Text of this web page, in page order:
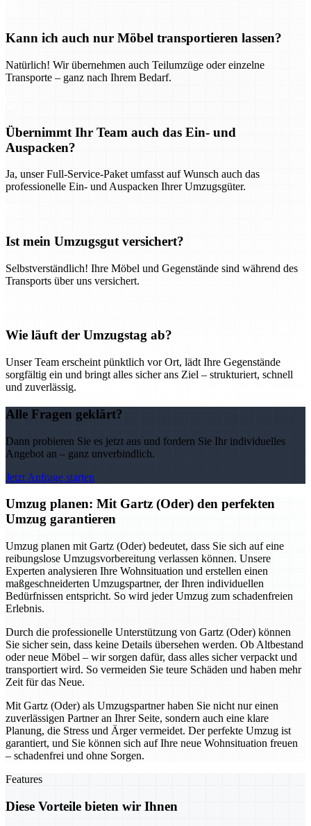
Kann ich auch nur Möbel transportieren lassen?
Natürlich! Wir übernehmen auch Teilumzüge oder einzelne
Transporte – ganz nach Ihrem Bedarf.
Übernimmt Ihr Team auch das Ein- und
Auspacken?
Ja, unser Full-Service-Paket umfasst auf Wunsch auch das
professionelle Ein- und Auspacken Ihrer Umzugsgüter.
Ist mein Umzugsgut versichert?
Selbstverständlich! Ihre Möbel und Gegenstände sind während des
Transports über uns versichert.
Wie läuft der Umzugstag ab?
Unser Team erscheint pünktlich vor Ort, lädt Ihre Gegenstände
sorgfältig ein und bringt alles sicher ans Ziel – strukturiert, schnell
und zuverlässig.
Alle Fragen geklärt?
Dann probieren Sie es jetzt aus und fordern Sie Ihr individuelles
Angebot an – ganz unverbindlich.
Jetzt Anfrage starten
Umzug planen: Mit Gartz (Oder) den perfekten
Umzug garantieren
Umzug planen mit Gartz (Oder) bedeutet, dass Sie sich auf eine
reibungslose Umzugsvorbereitung verlassen können. Unsere
Experten analysieren Ihre Wohnsituation und erstellen einen
maßgeschneiderten Umzugspartner, der Ihren individuellen
Bedürfnissen entspricht. So wird jeder Umzug zum schadenfreien
Erlebnis.
Durch die professionelle Unterstützung von Gartz (Oder) können
Sie sicher sein, dass keine Details übersehen werden. Ob Altbestand
oder neue Möbel – wir sorgen dafür, dass alles sicher verpackt und
transportiert wird. So vermeiden Sie teure Schäden und haben mehr
Zeit für das Neue.
Mit Gartz (Oder) als Umzugspartner haben Sie nicht nur einen
zuverlässigen Partner an Ihrer Seite, sondern auch eine klare
Planung, die Stress und Ärger vermeidet. Der perfekte Umzug ist
garantiert, und Sie können sich auf Ihre neue Wohnsituation freuen
– schadenfrei und ohne Sorgen.
Features
Diese Vorteile bieten wir Ihnen